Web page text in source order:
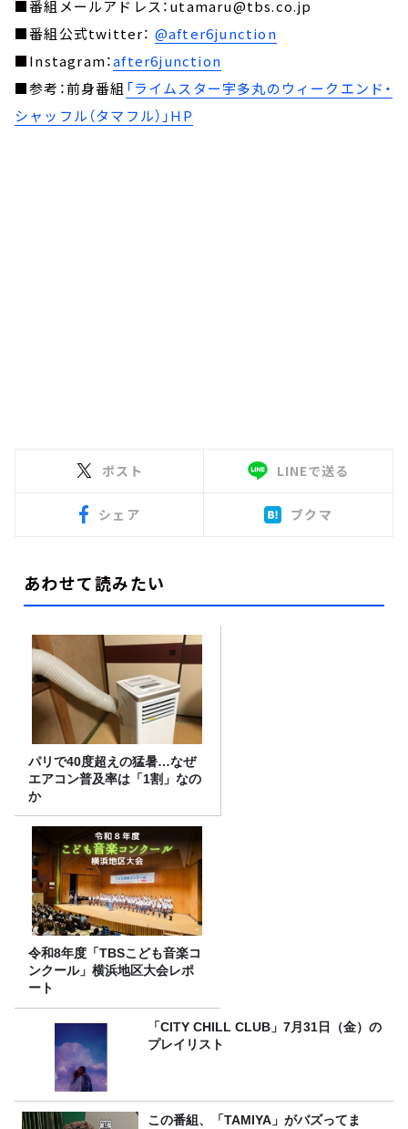
■番組メールアドレス：utamaru@tbs.co.jp
■番組公式twitter： @after6junction
■Instagram：after6junction
■参考：前身番組 「ライムスター宇多丸のウィークエンド・
シャッフル（タマフル）」HP
ポスト LINEで送る
シェア ブクマ
あわせて読みたい
パリで40度超えの猛暑…なぜ
エアコン普及率は「1割」なの
か
令和8年度「TBSこども音楽コ
ンクール」横浜地区大会レポ
ート
「CITY CHILL CLUB」7月31日（金）の
プレイリスト
この番組、「TAMIYA」がバズってま